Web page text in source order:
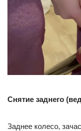
Снятие заднего
Заднее колесо,